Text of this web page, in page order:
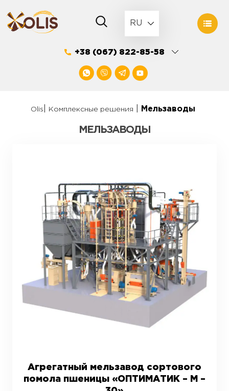
to
content
RU
+38 (067) 822-85-58
Olis Комплексные решения Мельзаводы
МЕЛЬЗАВОДЫ
Агрегатный мельзавод сортового
помола пшеницы «ОПТИМАТИК – М –